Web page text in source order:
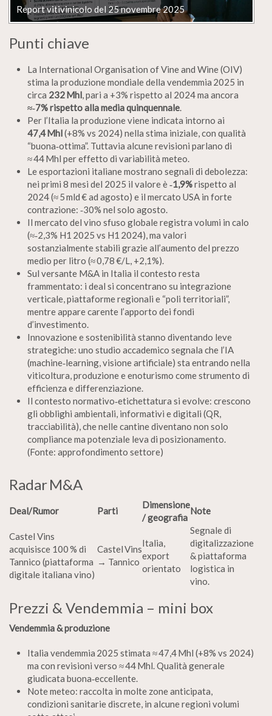
Report vitivinicolo del 25 novembre 2025
Punti chiave
La International Organisation of Vine and Wine (OIV)
stima la produzione mondiale della vendemmia 2025 in
circa 232 Mhl, pari a +3% rispetto al 2024 ma ancora
≈‑7% rispetto alla media quinquennale.
Per l’Italia la produzione viene indicata intorno ai
47,4 Mhl(+8% vs 2024) nella stima iniziale, con qualità
“buona‑ottima”. Tuttavia alcune revisioni parlano di
≈ 44 Mhl per effetto di variabilità meteo.
Le esportazioni italiane mostrano segnali di debolezza:
nei primi 8 mesi del 2025 il valore è‑1,9%rispetto al
2024 (≈ 5 mld € ad agosto) e il mercato USA in forte
contrazione: ‑30% nel solo agosto.
Il mercato del vino sfuso globale registra volumi in calo
(≈‑2,3% H1 2025 vs H1 2024), ma valori
sostanzialmente stabili grazie all’aumento del prezzo
medio per litro (≈ 0,78 €/L, +2,1%).
Sul versante M&A in Italia il contesto resta
frammentato: i deal si concentrano su integrazione
verticale, piattaforme regionali e “poli territoriali”,
mentre appare carente l’apporto dei fondi
d’investimento.
Innovazione e sostenibilità stanno diventando leve
strategiche: uno studio accademico segnala che l’IA
(machine‑learning, visione artificiale) sta entrando nella
viticoltura, produzione e enoturismo come strumento di
efficienza e differenziazione.
Il contesto normativo‑etichettatura si evolve: crescono
gli obblighi ambientali, informativi e digitali (QR,
tracciabilità), che nelle cantine diventano non solo
compliance ma potenziale leva di posizionamento.
(Fonte: approfondimento settore)
Radar M&A
Deal/Rumor Parti
Dimensione
/ geografia
Note
Castel Vins
acquisisce 100 % di
Tannico (piattaforma
digitale italiana vino)
Castel Vins
→ Tannico
Italia,
export
orientato
Segnale di
digitalizzazione
& piattaforma
logistica in
vino.
Prezzi & Vendemmia – mini box
Vendemmia & produzione
Italia vendemmia 2025 stimata ≈ 47,4 Mhl (+8% vs 2024)
ma con revisioni verso ≈ 44 Mhl. Qualità generale
giudicata buona‑eccellente.
Note meteo: raccolta in molte zone anticipata,
condizioni sanitarie discrete, in alcune regioni volumi